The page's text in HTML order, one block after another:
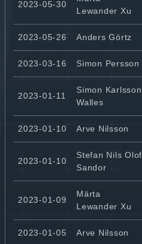
2023-05-30
Lewander Xu
2023-05-26 Anders Görtz
2023-03-16 Simon Persson
2023-01-11
Simon Karlsson
Walles
2023-01-10 Arve Nilsson
2023-01-10
Stefan Nils Olof
Sandor
2023-01-09
Märta
Lewander Xu
2023-01-05 Arve Nilsson